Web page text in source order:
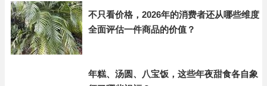
不只看价格，2026年的消费者还从哪些维度
全面评估一件商品的价值？
年糕、汤圆、八宝饭，这些年夜甜食各自象